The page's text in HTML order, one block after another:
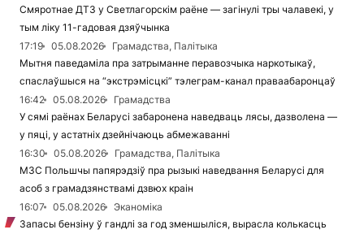
Смяротнае ДТЗ у Светлагорскім раёне — загінулі тры чалавекі, у
тым ліку 11-гадовая дзяўчынка
17:19
05.08.2026
Грамадства, Палітыка
Мытня паведаміла пра затрыманне перавозчыка наркотыкаў,
спаслаўшыся на “экстрэмісцкі” тэлеграм-канал праваабаронцаў
16:42
05.08.2026
Грамадства
У сямі раёнах Беларусі забаронена наведваць лясы, дазволена —
у пяці, у астатніх дзейнічаюць абмежаванні
16:30
05.08.2026
Грамадства, Палітыка
МЗС Польшчы папярэдзіў пра рызыкі наведвання Беларусі для
асоб з грамадзянствамі дзвюх краін
16:07
05.08.2026
Эканоміка
Запасы бензіну ў гандлі за год зменшыліся, вырасла колькасць